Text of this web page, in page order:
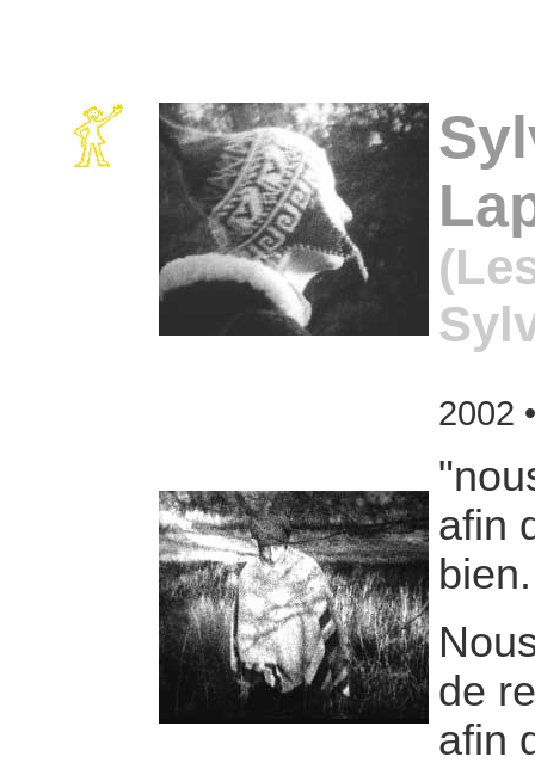
2002
"
afin
bien.
de
afin